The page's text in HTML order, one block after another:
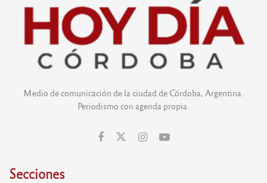
Medio de comunicación de la ciudad de Córdoba, Argentina.
Periodismo con agenda propia.
Secciones